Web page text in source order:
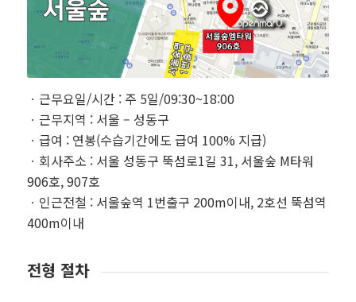
ㆍ근무요일/시간 : 주 5일/09:30~18:00
ㆍ근무지역 : 서울 – 성동구
ㆍ급여 : 연봉(수습기간에도 급여 100% 지급)
ㆍ회사주소 : 서울 성동구 뚝섬로1길 31, 서울숲 M타워
906호, 907호
ㆍ인근전철 : 서울숲역 1번출구 200m이내, 2호선 뚝섬역
400m이내
전형 절차